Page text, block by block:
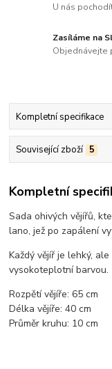
U nás
Zasíláme na
Objednávejte
Kompletní specifikace
Související zboží 5
Kompletní
Sada ohivých vějířů,
lano, jež po zapálení
Každý vějíř je lehký,
vysokoteplotní barvou.
Rozpětí vějíře: 65 cm
Délka vějíře: 40 cm
Průměr kruhu: 10 cm